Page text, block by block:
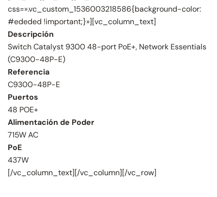
css=».vc_custom_1536003218586{background-color:
#ededed !important;}»][vc_column_text]
Descripción
Switch Catalyst 9300 48-port PoE+, Network Essentials
(C9300-48P-E)
Referencia
C9300-48P-E
Puertos
48 POE+
Alimentación de Poder
715W AC
PoE
437W
[/vc_column_text][/vc_column][/vc_row]